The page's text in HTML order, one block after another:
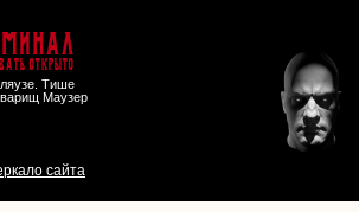
открыто
Тише
Маузер
сайта